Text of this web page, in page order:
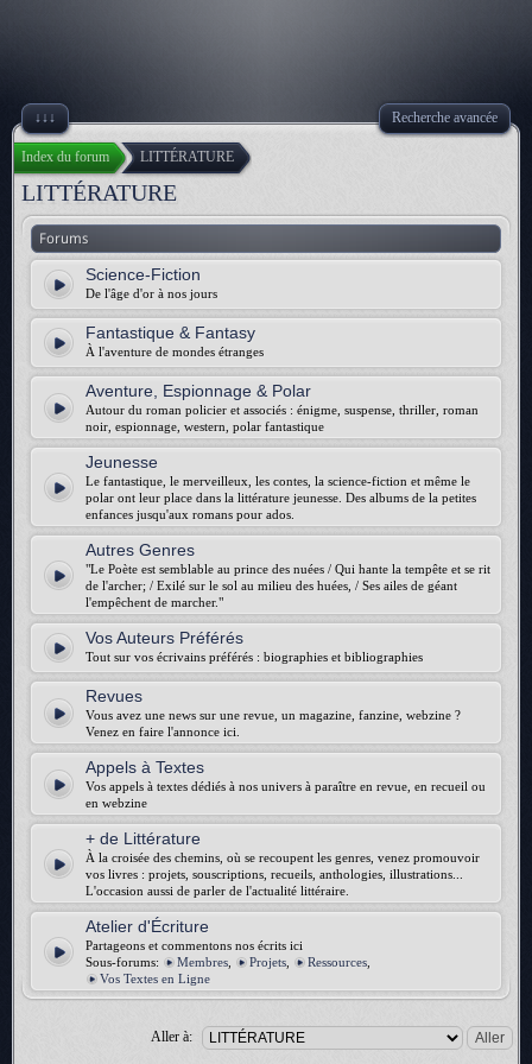
↓↓↓ Recherche avancée
Index du forum LITTÉRATURE
LITTÉRATURE
Forums
Science-Fiction
De l'âge d'or à nos jours
Fantastique & Fantasy
À l'aventure de mondes étranges
Aventure, Espionnage & Polar
Autour du roman policier et associés : énigme, suspense, thriller, roman
noir, espionnage, western, polar fantastique
Jeunesse
Le fantastique, le merveilleux, les contes, la science-fiction et même le
polar ont leur place dans la littérature jeunesse. Des albums de la petites
enfances jusqu'aux romans pour ados.
Autres Genres
"Le Poète est semblable au prince des nuées / Qui hante la tempête et se rit
de l'archer; / Exilé sur le sol au milieu des huées, / Ses ailes de géant
l'empêchent de marcher."
Vos Auteurs Préférés
Tout sur vos écrivains préférés : biographies et bibliographies
Revues
Vous avez une news sur une revue, un magazine, fanzine, webzine ?
Venez en faire l'annonce ici.
Appels à Textes
Vos appels à textes dédiés à nos univers à paraître en revue, en recueil ou
en webzine
+ de Littérature
À la croisée des chemins, où se recoupent les genres, venez promouvoir
vos livres : projets, souscriptions, recueils, anthologies, illustrations...
L'occasion aussi de parler de l'actualité littéraire.
Atelier d'Écriture
Partageons et commentons nos écrits ici
Sous-forums:
Membres Projets Ressources
Vos Textes en Ligne
Aller à: